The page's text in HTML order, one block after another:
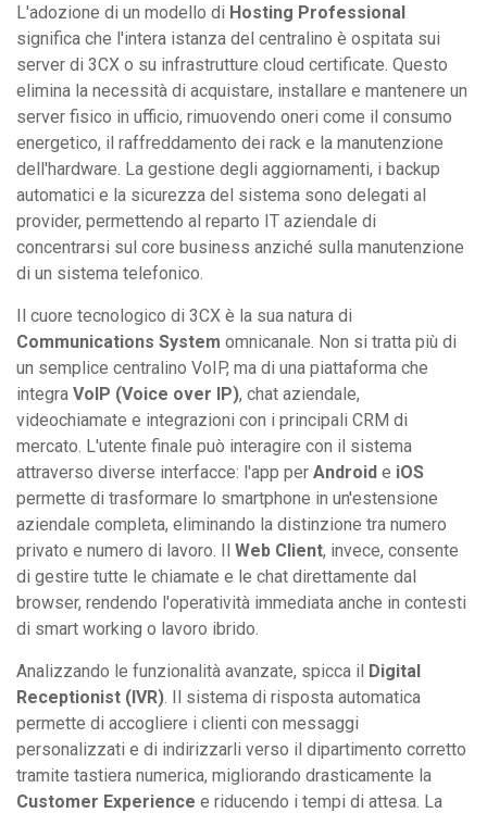
L'adozione di un modello di Hosting Professional
significa che l'intera istanza del centralino è ospitata sui
server di 3CX o su infrastrutture cloud certificate. Questo
elimina la necessità di acquistare, installare e mantenere un
server fisico in ufficio, rimuovendo oneri come il consumo
energetico, il raffreddamento dei rack e la manutenzione
dell'hardware. La gestione degli aggiornamenti, i backup
automatici e la sicurezza del sistema sono delegati al
provider, permettendo al reparto IT aziendale di
concentrarsi sul core business anziché sulla manutenzione
di un sistema telefonico.
Il cuore tecnologico di 3CX è la sua natura di
Communications System omnicanale. Non si tratta più di
un semplice centralino VoIP, ma di una piattaforma che
integra VoIP (Voice over IP), chat aziendale,
videochiamate e integrazioni con i principali CRM di
mercato. L'utente finale può interagire con il sistema
attraverso diverse interfacce: l'app per Android e iOS
permette di trasformare lo smartphone in un'estensione
aziendale completa, eliminando la distinzione tra numero
privato e numero di lavoro. Il Web Client, invece, consente
di gestire tutte le chiamate e le chat direttamente dal
browser, rendendo l'operatività immediata anche in contesti
di smart working o lavoro ibrido.
Analizzando le funzionalità avanzate, spicca il Digital
Receptionist (IVR). Il sistema di risposta automatica
permette di accogliere i clienti con messaggi
personalizzati e di indirizzarli verso il dipartimento corretto
tramite tastiera numerica, migliorando drasticamente la
Customer Experience e riducendo i tempi di attesa. La